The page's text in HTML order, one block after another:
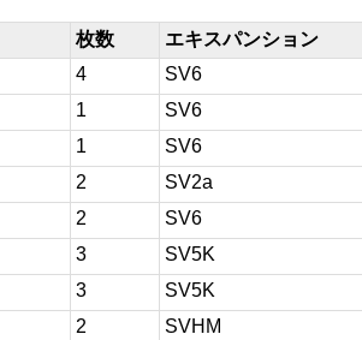
枚数 エキスパンション
4 SV6
1 SV6
1 SV6
2 SV2a
2 SV6
3 SV5K
3 SV5K
2 SVHM